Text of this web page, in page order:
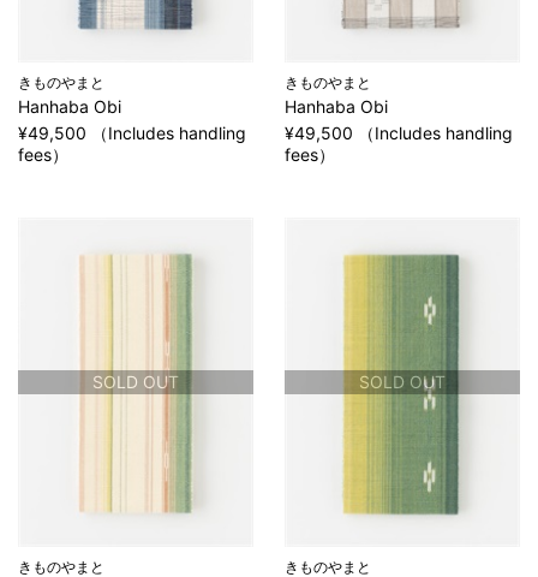
きものやまと
Hanhaba Obi
¥49,500 （Includes handling
fees）
きものやまと
Hanhaba Obi
¥49,500 （Includes handling
fees）
SOLD OUT
きものやまと
SOLD OUT
きものやまと